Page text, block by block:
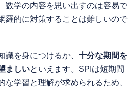
数学の内容を思い出すのは容易で
羅的に対策することは難しいので
識を身につけるか、 十分な期間を
ましいといえます。SPIは短期間
な学習と理解が求められるため、